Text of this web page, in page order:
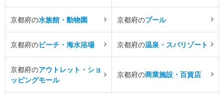
京都府の水族館・動物園 京都府のプール
京都府のビーチ・海水浴場 京都府の温泉・スパリゾート
京都府のアウトレット・ショ
ッピングモール
京都府の商業施設・百貨店